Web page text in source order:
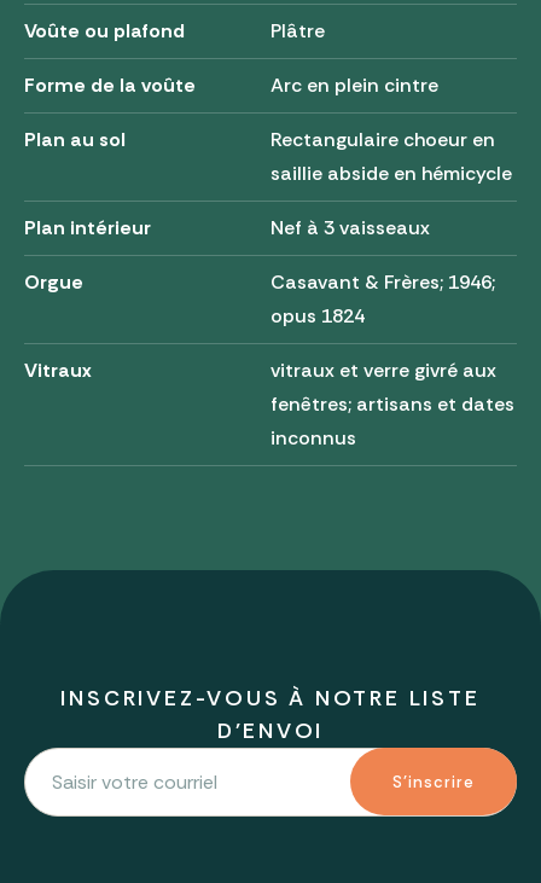
Voûte ou plafond Plâtre
Forme de la voûte Arc en plein cintre
Plan au sol
Rectangulaire choeur en
saillie abside en hémicycle
Plan intérieur Nef à 3 vaisseaux
Orgue
Casavant & Frères; 1946;
opus 1824
Vitraux
vitraux et verre givré aux
fenêtres; artisans et dates
inconnus
INSCRIVEZ-VOUS À NOTRE LISTE
D'ENVOI
S'inscrire